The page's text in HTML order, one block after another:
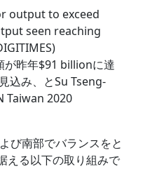
output to exceed
seen reaching
昨年$91 billionに達
込み、とSu Tseng-
Taiwan 2020
び南部でバランスをと
える以下の取り組みで